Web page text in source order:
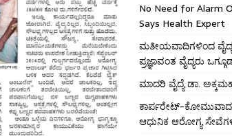
No Need for Alarm
Says Health Expert
ಮತೀಯವಾದಿಗಳಿಂದ
ಪ್ರಜ್ಞಾವಂತ ವೈದ್ಯರು
ಮಾದರಿ ವೈದ್ಯೆ ಡಾ.
ಕಾರ್ಪರೇಟ್-
ಆಧುನಿಕ ಆರೋಗ್ಯ